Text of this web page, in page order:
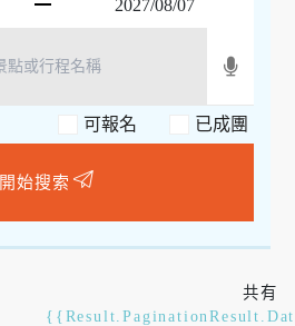
可報名
開始搜索
共有